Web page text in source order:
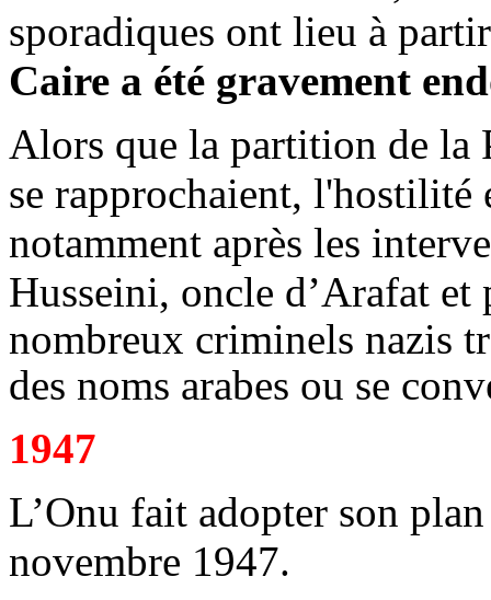
sporadiques ont lieu à
Caire a été gravement
Alors que la partition de la
se rapprochaient, l'hostilité
notamment après les
Husseini, oncle d’Arafat et
nombreux criminels nazis
des noms arabes ou se
1947
L’Onu fait adopter son
novembre 1947.